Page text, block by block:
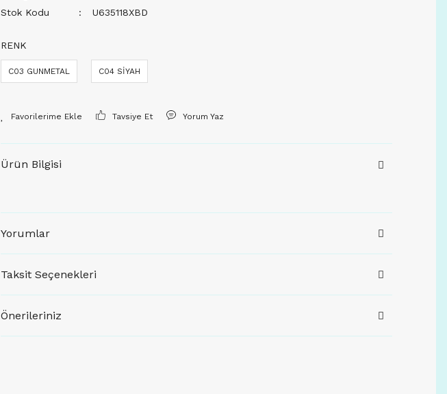
Stok Kodu
U635118XBD
RENK
C03 GUNMETAL C04 SİYAH
Tavsiye Et Yorum Yaz
Ürün Bilgisi
Yorumlar
Taksit Seçenekleri
Önerileriniz